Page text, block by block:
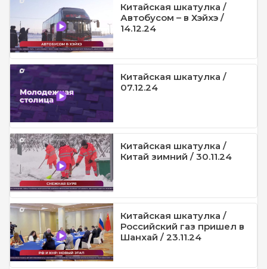
Китайская шкатулка /
Автобусом – в Хэйхэ /
14.12.24
Китайская шкатулка /
07.12.24
Китайская шкатулка /
Китай зимний / 30.11.24
Китайская шкатулка /
Российский газ пришел в
Шанхай / 23.11.24